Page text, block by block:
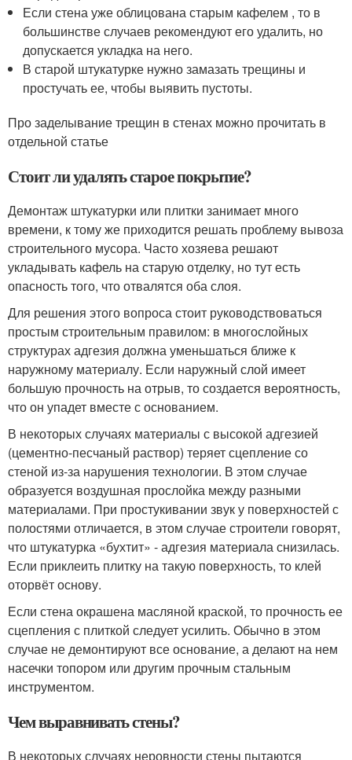
Если стена уже облицована старым кафелем , то в
большинстве случаев рекомендуют его удалить, но
допускается укладка на него.
В старой штукатурке нужно замазать трещины и
простучать ее, чтобы выявить пустоты.
Про заделывание трещин в стенах можно прочитать в
отдельной статье
Стоит ли удалять старое покрытие?
Демонтаж штукатурки или плитки занимает много
времени, к тому же приходится решать проблему вывоза
строительного мусора. Часто хозяева решают
укладывать кафель на старую отделку, но тут есть
опасность того, что отвалятся оба слоя.
Для решения этого вопроса стоит руководствоваться
простым строительным правилом: в многослойных
структурах адгезия должна уменьшаться ближе к
наружному материалу. Если наружный слой имеет
большую прочность на отрыв, то создается вероятность,
что он упадет вместе с основанием.
В некоторых случаях материалы с высокой адгезией
(цементно-песчаный раствор) теряет сцепление со
стеной из-за нарушения технологии. В этом случае
образуется воздушная прослойка между разными
материалами. При простукивании звук у поверхностей с
полостями отличается, в этом случае строители говорят,
что штукатурка «бухтит» - адгезия материала снизилась.
Если приклеить плитку на такую поверхность, то клей
оторвёт основу.
Если стена окрашена масляной краской, то прочность ее
сцепления с плиткой следует усилить. Обычно в этом
случае не демонтируют все основание, а делают на нем
насечки топором или другим прочным стальным
инструментом.
Чем выравнивать стены?
В некоторых случаях неровности стены пытаются